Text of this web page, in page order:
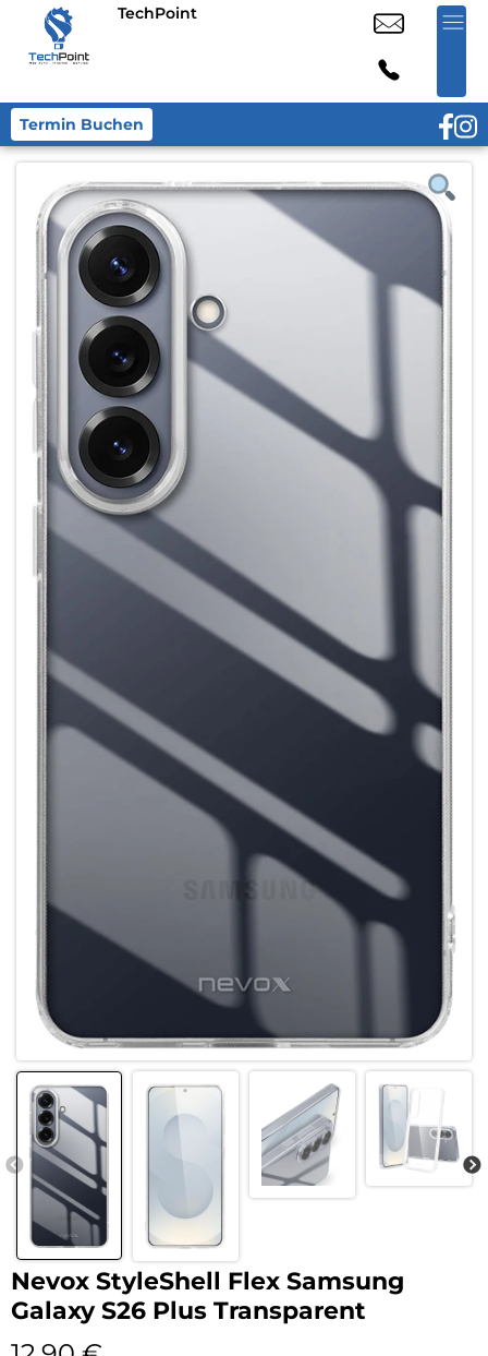
TechPoint
Termin Buchen
Nevox StyleShell Flex Samsung
Galaxy S26 Plus Transparent